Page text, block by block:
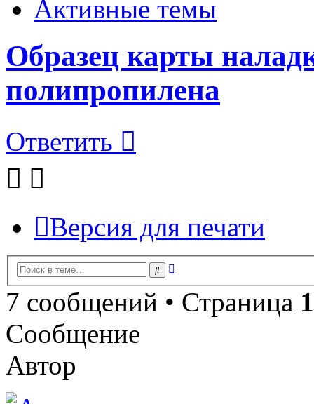
Активные темы
Образец карты
полипропилена
Ответить
Версия для печати
Поиск
7 сообщений • Страница 1
Сообщение
Автор